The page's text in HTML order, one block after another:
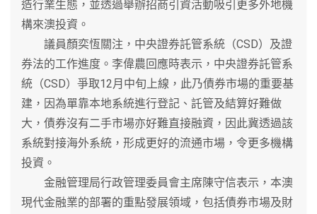
造行業生態，並透過舉辦招商引資活動吸引更多外地機
構來澳投資。
議員顏奕恆關注，中央證券託管系統（CSD）及證
券法的工作進度。李偉農回應時表示，中央證券託管系
統（CSD）爭取12月中旬上線，此乃債券市場的重要基
建，因為單靠本地系統進行登記、託管及結算好難做
大，債券沒有二手市場亦好難直接融資，因此冀透過該
系統對接海外系統，形成更好的流通市場，令更多機構
投資。
金融管理局行政管理委員會主席陳守信表示，本澳
現代金融業的部署的重點發展領域，包括債券市場及財